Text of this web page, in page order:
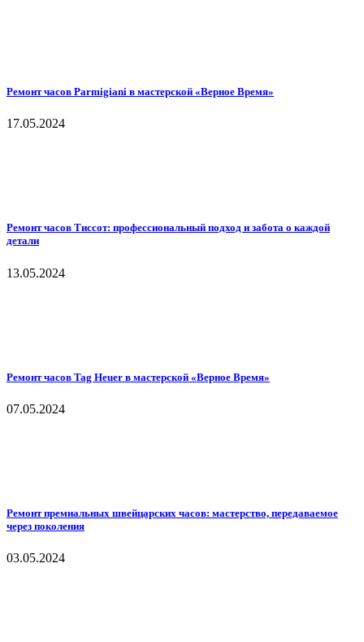
Ремонт часов Parmigiani в мастерской «Верное Время»
17.05.2024
Ремонт часов Тиссот: профессиональный подход и забота о каждой
детали
13.05.2024
Ремонт часов Tag Heuer в мастерской «Верное Время»
07.05.2024
Ремонт премиальных швейцарских часов: мастерство, передаваемое
через поколения
03.05.2024